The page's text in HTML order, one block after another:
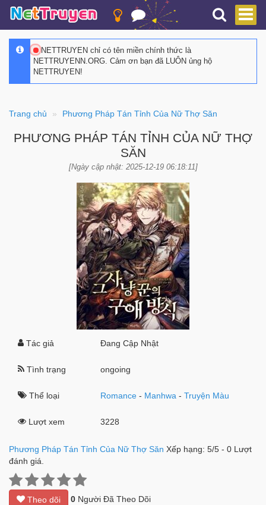
NETTRUYEN chỉ có tên miền chính thức là
NETTRUYENN.ORG. Cảm ơn bạn đã LUÔN ủng hộ
NETTRUYEN!
Trang chủ Phương Pháp Tán Tỉnh Của Nữ Thợ Săn
PHƯƠNG PHÁP TÁN TỈNH CỦA NỮ THỢ
SĂN
[Ngày cập nhật: 2025-12-19 06:18:11]
Tác giả Đang Cập Nhật
Tình trạng ongoing
Thể loại Romance - Manhwa -Truyện Màu
Lượt xem 3228
Phương Pháp Tán Tỉnh Của Nữ Thợ Săn Xếp hạng: 5/5 - 0 Lượt
đánh giá.
Theo dõi 0 Người Đã Theo Dõi